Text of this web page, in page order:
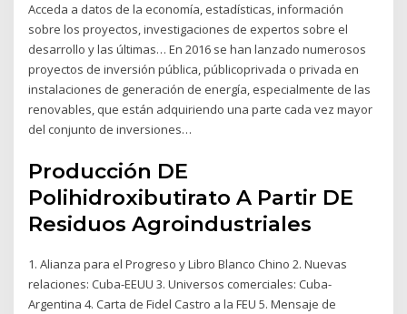
Acceda a datos de la economía, estadísticas, información
sobre los proyectos, investigaciones de expertos sobre el
desarrollo y las últimas… En 2016 se han lanzado numerosos
proyectos de inversión pública, públicoprivada o privada en
instalaciones de generación de energía, especialmente de las
renovables, que están adquiriendo una parte cada vez mayor
del conjunto de inversiones…
Producción DE
Polihidroxibutirato A Partir DE
Residuos Agroindustriales
1. Alianza para el Progreso y Libro Blanco Chino 2. Nuevas
relaciones: Cuba-EEUU 3. Universos comerciales: Cuba-
Argentina 4. Carta de Fidel Castro a la FEU 5. Mensaje de